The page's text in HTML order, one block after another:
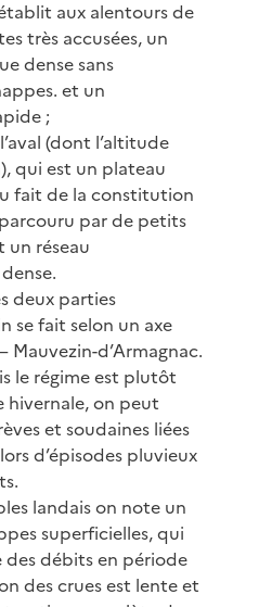
aux alentours de
très accusées, un
dense sans
et un
;
(dont l’altitude
qui est un plateau
fait de la constitution
par de petits
un réseau
deux parties
se fait selon un axe
d’Armagnac.
le régime est plutôt
hivernale, on peut
et soudaines liées
d’épisodes pluvieux
landais on note un
superficielles, qui
débits en période
des crues est lente et